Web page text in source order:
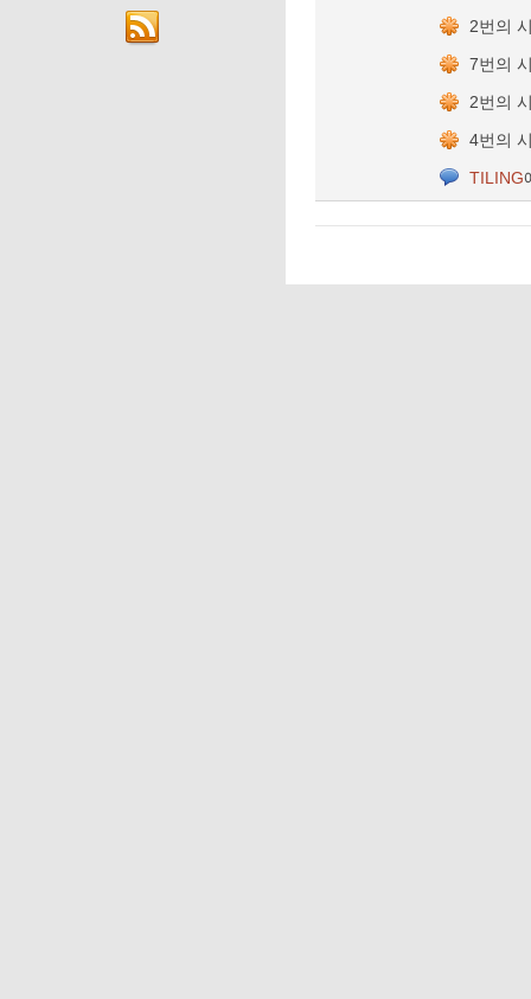
2번의
7번의
2번의
4번의
TILING